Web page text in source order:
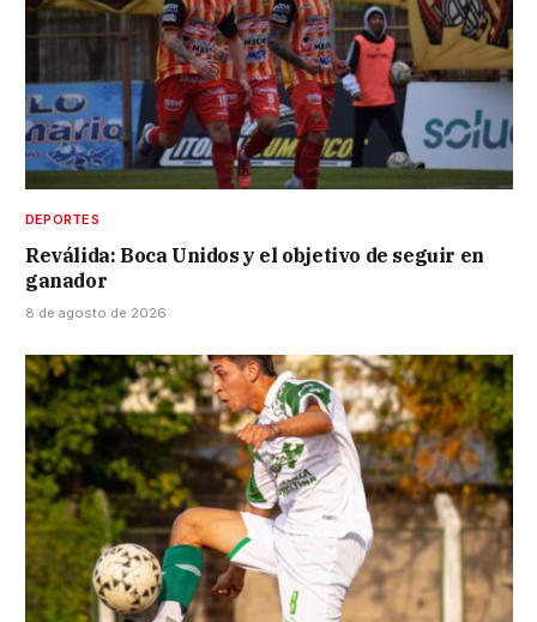
DEPORTES
Reválida: Boca Unidos y el objetivo de seguir en
ganador
8 de agosto de 2026